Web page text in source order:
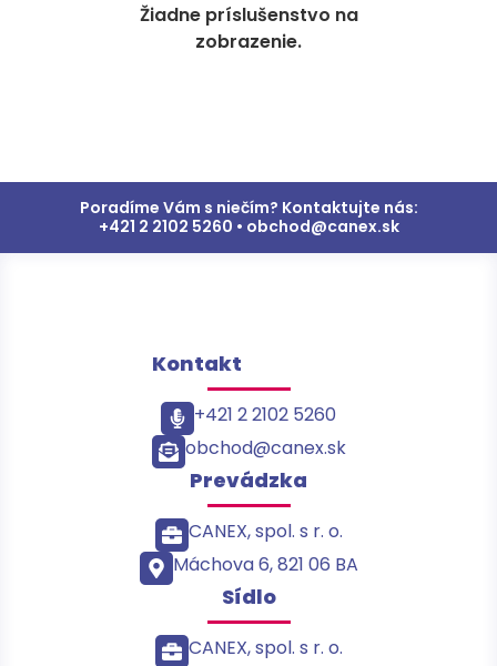
Žiadne príslušenstvo na
zobrazenie.
Poradíme Vám s niečím? Kontaktujte nás:
+421 2 2102 5260 • obchod@canex.sk
Kontakt
+421 2 2102 5260
obchod@canex.sk
Prevádzka
CANEX, spol. s r. o.
Máchova 6, 821 06 BA
Sídlo
CANEX, spol. s r. o.